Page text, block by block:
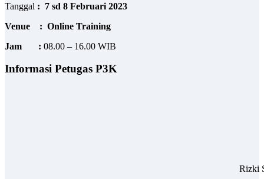
Tanggal : 7 sd 8 Februari 2023
Venue : Online Training
Jam : 08.00 – 16.00 WIB
Informasi Petugas P3K
Rizki